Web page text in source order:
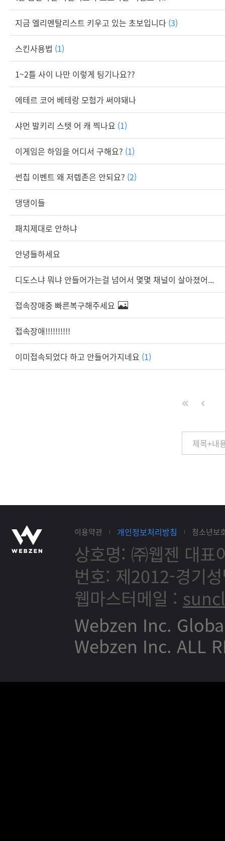
지금 엘리멘탈리스트 키우고 있는 초보입니다 (3)
스킨사용법 (1)
1~2틀 사이 나만 이렇게 팅기나요??
에테르 코어 베테랑 모험가 써야돼나
샤먼 발키리 스텟 어 캐 찍나요 (1)
이게임은 하임을 어디서 구해요? (1)
썬칩 이벤트 왜 저렙존은 안되요? (2)
댕댕이들
패치제대로 안하냐
안녕들하세요
디도스냐 뭐냐 안들어가는걸 넘어서 몇몇 채널이 살아졌어...
접속장애중 빠른복구해주세요
접속장애!!!!!!!!!!
이미접속되었다 하고 안들어가지네요 (1)
이용약관 개인정보처리방침 청소년보
상호명: ㈜웹젠 대표
번호: 제2012-경기
웹마스터메일 :
Webzen Inc.
Webzen Inc. ALL